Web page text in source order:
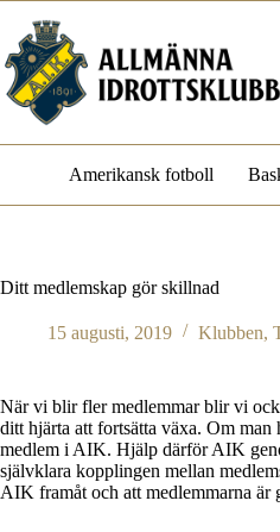
innehåll
Amerikansk fotboll
Ditt medlemskap gör skillnad
15 augusti, 2019 Klubben,
När vi blir fler medlemmar blir vi
ditt hjärta att fortsätta växa. Om
medlem i AIK. Hjälp därför AIK
självklara kopplingen mellan
AIK framåt och att medlemmarna är